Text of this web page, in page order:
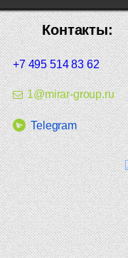
Контакты:
+7 495 514 83 62
1@mirar-group.ru
Telegram